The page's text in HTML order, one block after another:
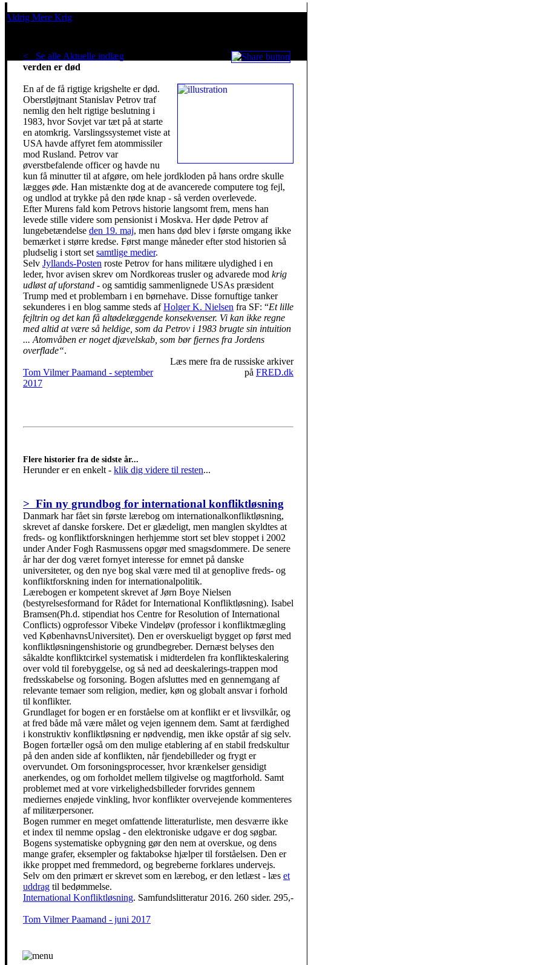
Aldrig Mere Krig
< Se alle Aktuelle indlæg
verden er død
En af de få rigtige krigshelte er død.
Oberstløjtnant Stanislav Petrov traf
nemlig den helt rigtige beslutning i
1983, hvor Sovjet var tæt på at starte
en atomkrig. Varslingssystemet viste at
USA havde affyret fem atommissiler
mod Rusland. Petrov var
øverstbefalende officer og havde nu
kun få minutter til at afgøre, om hele jordkloden på hans ordre skulle
lægges øde. Han mistænkte dog at de avancerede computere tog fejl,
og undlod at trykke på den røde knap - så verden overlevede.
Efter Murens fald kom Petrovs historie langsomt frem, mens han
levede stille videre som pensionist i Moskva. Her døde Petrov af
lungebetændelse den 19. maj, men hans død blev i første omgang ikke
bemærket i større kredse. Først mange måneder efter stod historien så
pludselig i stort set samtlige medier.
Selv Jyllands-Posten roste Petrov for hans militære ulydighed i en
leder, hvor avisen skrev om Nordkoreas trusler og advarede mod krig
udløst af uforstand - og samtidig sammenlignede USAs præsident
Trump med et problembarn i en børnehave. Disse fornuftige tanker
sekunderes i en blog samme steds afHolger K. Nielsen fra SF: “Et lille
fejltrin og det kan få altødelæggende konsekvenser. Vi kan ikke regne
med altid at være så heldige, som da Petrov i 1983 brugte sin intuition
... Atomvåben er noget djævelskab, som bør fjernes fra Jordens
overflade“.
Læs mere fra de russiske arkiver
på FRED.dk
Tom Vilmer Paamand - september
2017
Flere historier fra de sidste år...
Herunder er en enkelt - klik dig videre til resten...
> Fin ny grundbog for international konfliktløsning
Danmark har fået sin første lærebog om internationalkonfliktløsning,
skrevet af danske forskere. Det er glædeligt, men manglen skyldtes at
freds- og konfliktforskningen herhjemme stort set blev stoppet i 2002
under Ander Fogh Rasmussens opgør med smagsdommere. De senere
år har der dog været fornyet interesse for emnet på danske
universiteter, og den nye bog skal være med til at genoplive freds- og
konfliktforskning inden for internationalpolitik.
Lærebogen er kompetent skrevet af Jørn Boye Nielsen
(bestyrelsesformand for Rådet for International Konfliktløsning). Isabel
Bramsen(Ph.d. stipendiat hos Centre for Resolution of International
Conflicts) ogprofessor Vibeke Vindeløv (professor i konfliktmægling
ved KøbenhavnsUniversitet). Den er overskueligt bygget op først med
konfliktløsningenshistorie og grundbegreber. Dernæst belyses den
såkaldte konfliktcirkel systematisk i midterdelen fra konflikteskalering
over vold til forebyggelse, og så ned ad deeskalerings-trappen mod
fredsskabelse og forsoning. Bogen afsluttes med en gennemgang af
relevante temaer som religion, medier, køn og globalt ansvar i forhold
til konflikter.
Grundlaget for bogen er en forståelse om at konflikt er et livsvilkår, og
at fred både må være målet og vejen igennem dem. Samt at færdighed
i konstruktiv konfliktløsning er nødvendig, men ikke opstår af sig selv.
Bogen fortæller også om den mulige etablering af en stabil fredskultur
på den anden side af konflikten, når fjendebilleder og frygt er
overvundet. Om forsoningsprocesser, hvor krænkelser gensidigt
anerkendes, og om forholdet mellem tilgivelse og magtforhold. Samt
problemet med at vore virkelighedsbilleder forvrides gennem
mediernes enøjede vinkling, hvor konflikter overvejende kommenteres
af militærpersoner.
Bogen rummer en meget omfattende litteraturliste, men desværre ikke
et index til nemme opslag - den elektroniske udgave er dog søgbar.
Bogens systematiske opbygning gør den nem at overskue, og dens
mange grafer, eksempler og faktabokse hjælper til forståelsen. Den er
ikke proppet med fremmedord, og begreberne forklares undervejs.
Selv om den primært er skrevet som en lærebog, er den letlæst - læs et
uddrag til bedømmelse.
International Konfliktløsning. Samfundslitteratur 2016. 260 sider. 295,-
Tom Vilmer Paamand - juni 2017